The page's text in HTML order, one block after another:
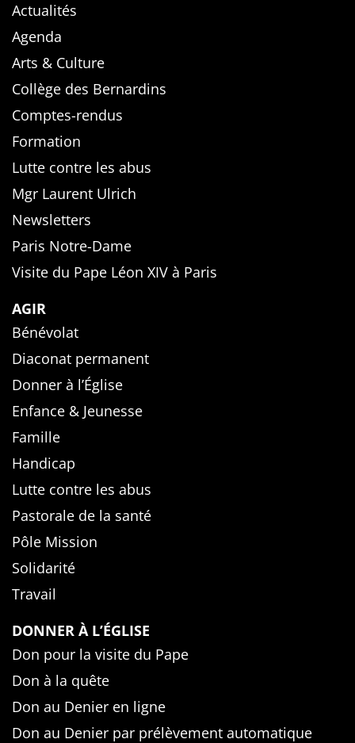
Actualités
Agenda
Arts & Culture
Collège des Bernardins
Comptes-rendus
Formation
Lutte contre les abus
Mgr Laurent Ulrich
Newsletters
Paris Notre-Dame
Visite du Pape Léon XIV à Paris
AGIR
Bénévolat
Diaconat permanent
Donner à l’Église
Enfance & Jeunesse
Famille
Handicap
Lutte contre les abus
Pastorale de la santé
Pôle Mission
Solidarité
Travail
DONNER À L’ÉGLISE
Don pour la visite du Pape
Don à la quête
Don au Denier en ligne
Don au Denier par prélèvement automatique